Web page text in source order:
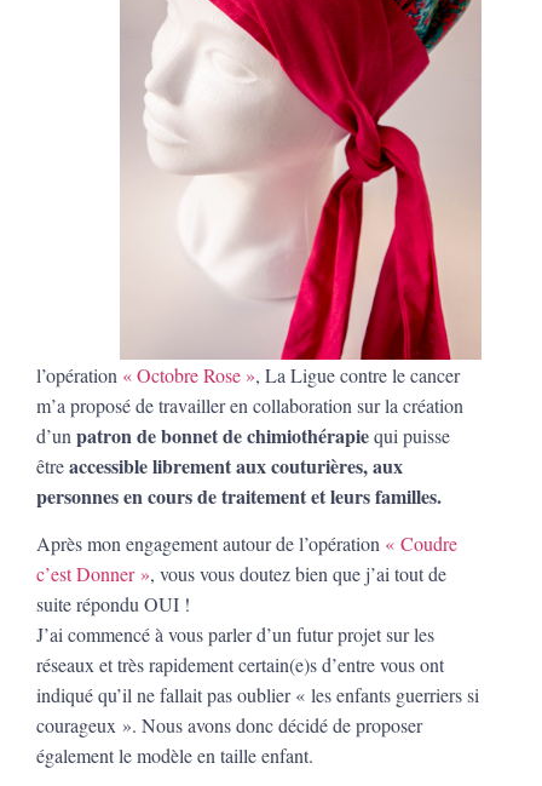
l’opération « Octobre Rose », La Ligue contre le cancer
m’a proposé de travailler en collaboration sur la création
d’un patron de bonnet de chimiothérapiequi puisse
êtreaccessible librement aux couturières, aux
personnes en cours de traitement et leurs familles.
Après mon engagement autour de l’opération « Coudre
c’est Donner », vous vous doutez bien que j’ai tout de
suite répondu OUI !
J’ai commencé à vous parler d’un futur projet sur les
réseaux et très rapidement certain(e)s d’entre vous ont
indiqué qu’il ne fallait pas oublier « les enfants guerriers si
courageux ». Nous avons donc décidé de proposer
également le modèle en taille enfant.